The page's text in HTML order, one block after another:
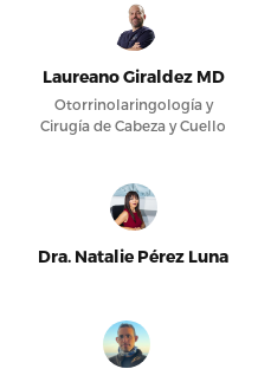
Laureano Giraldez MD
Otorrinolaringología y
Cirugía de Cabeza y Cuello
Dra. Natalie Pérez Luna